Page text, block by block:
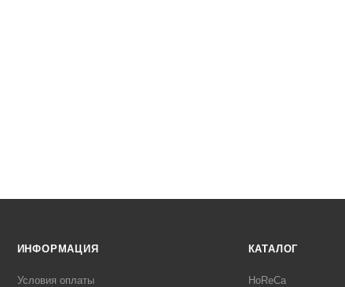
ИНФОРМАЦИЯ
Условия оплаты
КАТАЛОГ
HoReCa